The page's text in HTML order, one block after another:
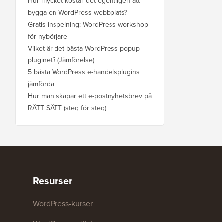
bygga en WordPress-webbplats?
Gratis inspelning: WordPress-workshop
för nybörjare
Vilket är det bästa WordPress popup-
pluginet? (Jämförelse)
5 bästa WordPress e-handelsplugins
jämförda
Hur man skapar ett e-postnyhetsbrev på
RÄTT SÄTT (steg för steg)
Resurser
WordPress-kurser